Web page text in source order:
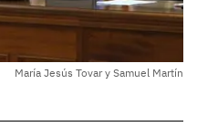
María Jesús Tovar y Samuel Martín